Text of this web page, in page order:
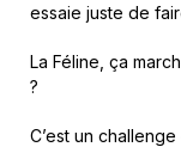
essaie juste de
La Féline, ça
?
C’est un